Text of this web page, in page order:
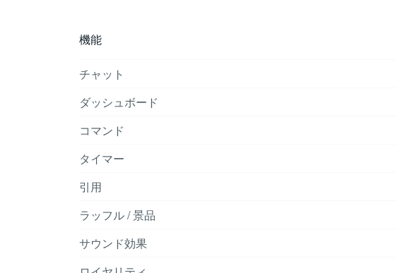
機能
チャット
ダッシュボード
コマンド
タイマー
引用
ラッフル / 景品
サウンド効果